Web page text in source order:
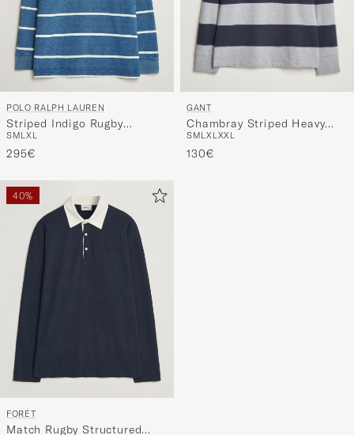
POLO RALPH LAUREN
Striped Indigo Rugby
Newport Bear
SMLXL
295€
GANT
Chambray Striped Heavy
Rugger Grey Melange
SMLXLXXL
130€
40%
FORÉT
Match Rugby Structured